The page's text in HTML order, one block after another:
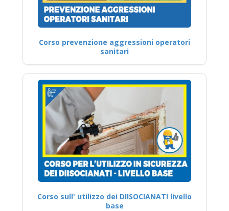
Corso prevenzione aggressioni operatori
sanitari
Corso sull' utilizzo dei DIISOCIANATI livello
base